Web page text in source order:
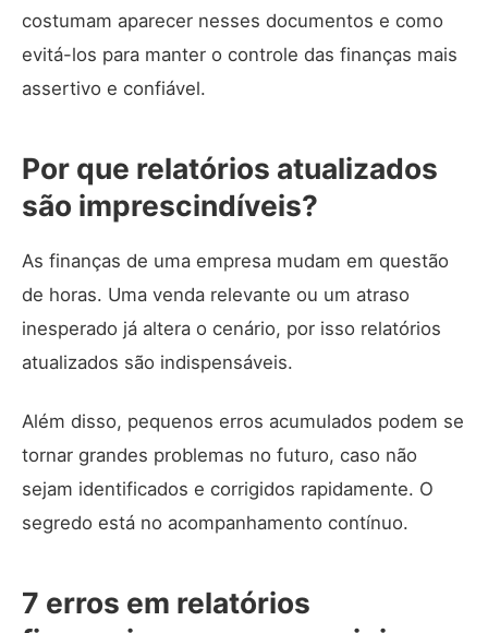
costumam aparecer nesses documentos e como
evitá-los para manter o controle das finanças mais
assertivo e confiável.
Por que relatórios atualizados
são imprescindíveis?
As finanças de uma empresa mudam em questão
de horas. Uma venda relevante ou um atraso
inesperado já altera o cenário, por isso relatórios
atualizados são indispensáveis.
Além disso, pequenos erros acumulados podem se
tornar grandes problemas no futuro, caso não
sejam identificados e corrigidos rapidamente. O
segredo está no acompanhamento contínuo.
7 erros em relatórios